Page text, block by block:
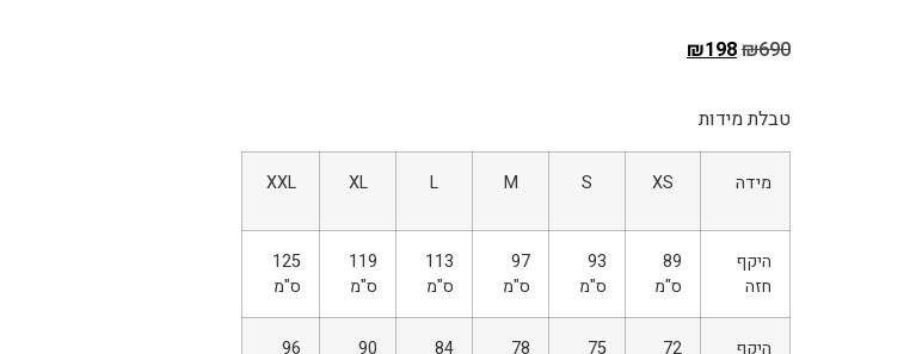
₪690
₪198
טבלת מידות
מידה XS
S
M
L
XL
XXL
היקף
חזה
89
ס"מ
93
ס"מ
97
ס"מ
113
ס"מ
119
ס"מ
125
ס"מ
היקף
72
75
78
84
90
96